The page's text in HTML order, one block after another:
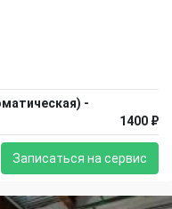
-
1400 ₽
Записаться на сервис